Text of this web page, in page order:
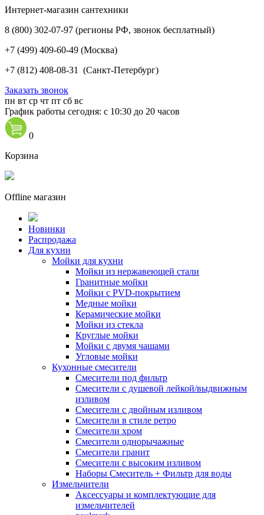
Интернет-магазин сантехники
8 (800) 302-07-97 (регионы РФ, звонок бесплатный)
+7 (499) 409-60-49 (Москва)
+7 (812) 408-08-31 (Санкт-Петербург)
Заказать звонок
пн вт ср чт пт сб вс
График работы сегодня: с 10:30 до 20 часов
0
Корзина
Offline магазин
Новинки
Распродажа
Для кухни
Мойки для кухни
Мойки из нержавеющей стали
Гранитные мойки
Мойки с PVD-покрытием
Медные мойки
Керамические мойки
Мойки из стекла
Круглые мойки
Мойки с двумя чашами
Угловые мойки
Кухонные смесители
Смесители под фильтр
Смесители с душевой лейкой/выдвижным
изливом
Смесители с двойным изливом
Смесители в стиле ретро
Смесители хром
Смесители однорычажные
Смесители гранит
Смесители с высоким изливом
Наборы Смеситель + Фильтр для воды
Измельчители
Аксессуары и комплектующие для
измельчителей